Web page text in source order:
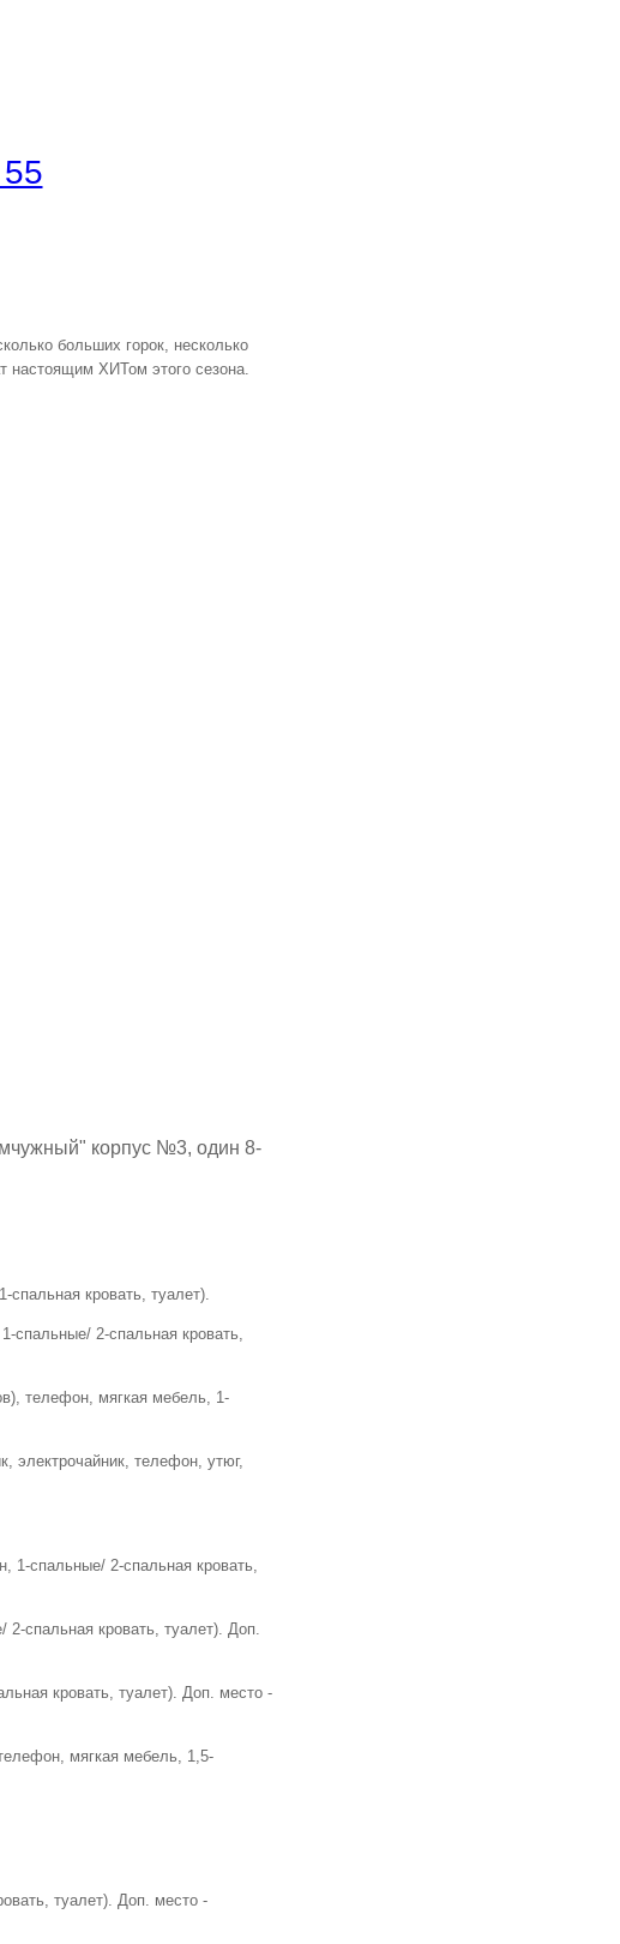
больших горок, несколько
настоящим ХИТом этого сезона.
корпус №3, один 8-
кровать, туалет).
спальные/ 2-спальная кровать,
телефон, мягкая мебель, 1-
электрочайник, телефон, утюг,
1-спальные/ 2-спальная кровать,
спальная кровать, туалет). Доп.
кровать, туалет). Доп. место -
мягкая мебель, 1,5-
туалет). Доп. место -